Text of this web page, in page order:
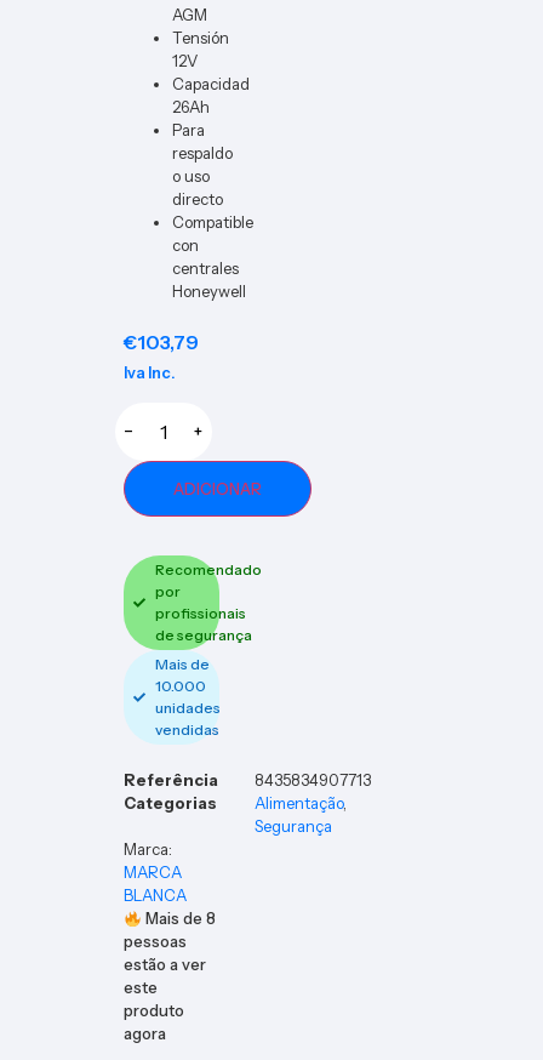
AGM
Tensión
12V
Capacidad
26Ah
Para
respaldo
o uso
directo
Compatible
con
centrales
Honeywell
€103,79
Iva Inc.
− +
ADICIONAR
Recomendado
por
profissionais
de segurança
Mais de
10.000
unidades
vendidas
Referência
8435834907713
Categorias
Alimentação,
Segurança
Marca:
MARCA
BLANCA
Mais de8
pessoas
estão a ver
este
produto
agora